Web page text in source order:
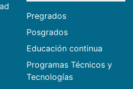
Pregrados
Posgrados
Educación continua
Programas Técnicos y
Tecnologías